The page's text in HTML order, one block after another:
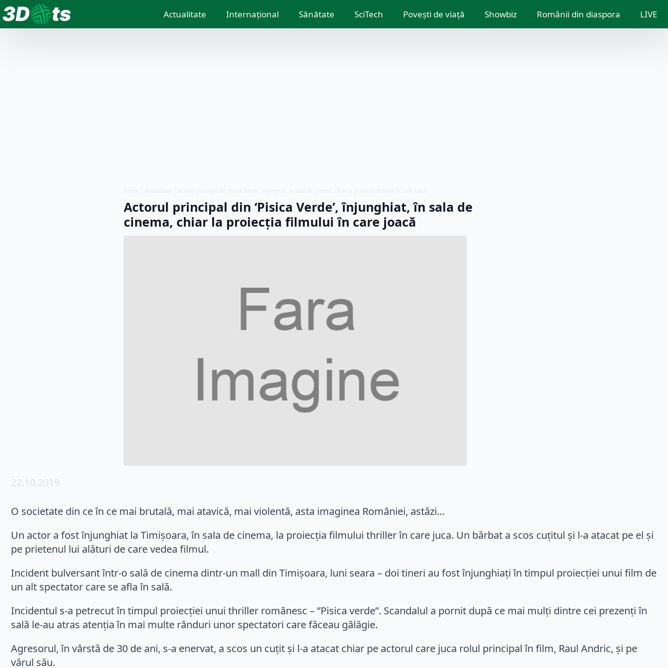
Actualitate Internațional Sănătate SciTech Povești de viață Showbiz Românii din diaspora LIVE
Actorul principal din ‘Pisica Verde’, înjunghiat, în sala de
cinema, chiar la proiecţia filmului în care joacă
22.10.2019
O societate din ce în ce mai brutală, mai atavică, mai violentă, asta imaginea României, astăzi…
Un actor a fost înjunghiat la Timişoara, în sala de cinema, la proiecţia filmului thriller în care juca. Un bărbat a scos cuţitul şi l-a atacat pe el şi
pe prietenul lui alături de care vedea filmul.
Incident bulversant într-o sală de cinema dintr-un mall din Timişoara, luni seara – doi tineri au fost înjunghiaţi în timpul proiecţiei unui film de
un alt spectator care se afla în sală.
Incidentul s-a petrecut în timpul proiecției unui thriller românesc – ”Pisica verde”. Scandalul a pornit după ce mai mulţi dintre cei prezenți în
sală le-au atras atenţia în mai multe rânduri unor spectatori care făceau gălăgie.
Agresorul, în vârstă de 30 de ani, s-a enervat, a scos un cuţit şi l-a atacat chiar pe actorul care juca rolul principal în film, Raul Andric, și pe
vărul său.